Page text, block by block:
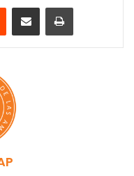
Reddit Share via Email Print